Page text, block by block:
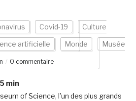
Covid-19 Culture
artificielle Monde Musée
0 commentaire
5 min
of Science, l’un des plus grands